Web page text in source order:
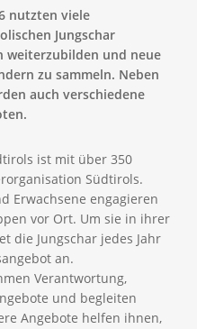
nutzten viele
Jungschar
weiterzubilden und neue
zu sammeln. Neben
auch verschiedene
ist mit über 350
Südtirols.
Erwachsene engagieren
vor Ort. Um sie in ihrer
die Jungschar jedes Jahr
an.
Verantwortung,
und begleiten
Angebote helfen ihnen,